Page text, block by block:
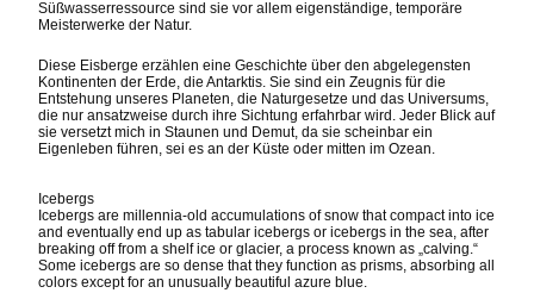
Süßwasserressource sind sie vor allem eigenständige, temporäre
Meisterwerke der Natur.
Diese Eisberge erzählen eine Geschichte über den abgelegensten
Kontinenten der Erde, die Antarktis. Sie sind ein Zeugnis für die
Entstehung unseres Planeten, die Naturgesetze und das Universums,
die nur ansatzweise durch ihre Sichtung erfahrbar wird. Jeder Blick auf
sie versetzt mich in Staunen und Demut, da sie scheinbar ein
Eigenleben führen, sei es an der Küste oder mitten im Ozean.
Icebergs
Icebergs are millennia-old accumulations of snow that compact into ice
and eventually end up as tabular icebergs or icebergs in the sea, after
breaking off from a shelf ice or glacier, a process known as „calving.“
Some icebergs are so dense that they function as prisms, absorbing all
colors except for an unusually beautiful azure blue.